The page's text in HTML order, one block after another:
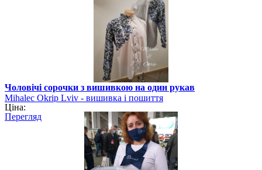
Чоловічі сорочки з вишивкою на один рукав
Mihalec Okrip Lviv - вишивка і пошиття
Ціна:
Перегляд